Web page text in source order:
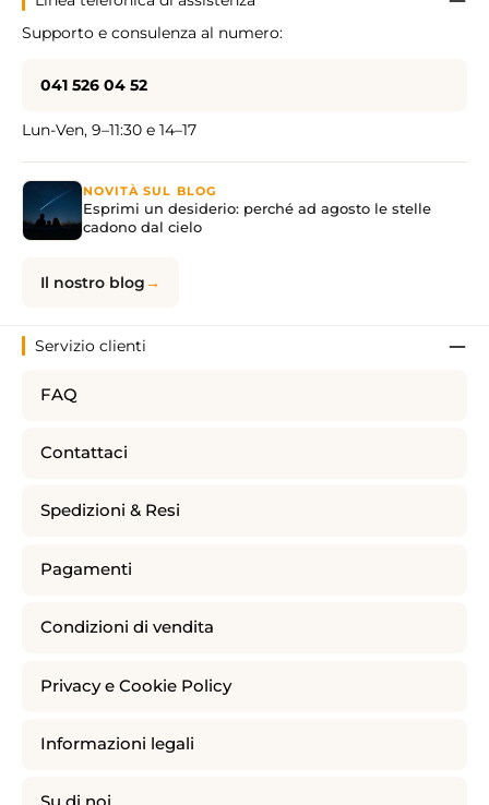
Supporto e consulenza al numero:
041 526 04 52
Lun-Ven, 9–11:30 e 14–17
NOVITÀ SUL BLOG
Esprimi un desiderio: perché ad agosto le stelle
cadono dal cielo
Il nostro blog
Servizio clienti
FAQ
Contattaci
Spedizioni & Resi
Pagamenti
Condizioni di vendita
Privacy e Cookie Policy
Informazioni legali